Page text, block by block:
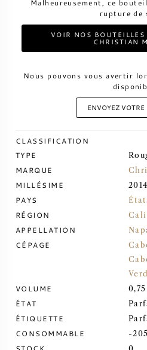
VIN DOUX
CABERNET SAUVIGNON
MERLOT
SYRAH / SHIRAZ
RIESLING
Malheureusement, ce
rupture de
VOIR NOS
CHRISTIAN
Nous pouvons vous avertir
ENVOYEZ
CLASSIFICATION
TYPE
MARQUE
MILLÉSIME 2014
PAYS
RÉGION
APPELLATION
CÉPAGE
VOLUME 0,75
ÉTAT
ÉTIQUETTE
CONSOMMABLE -